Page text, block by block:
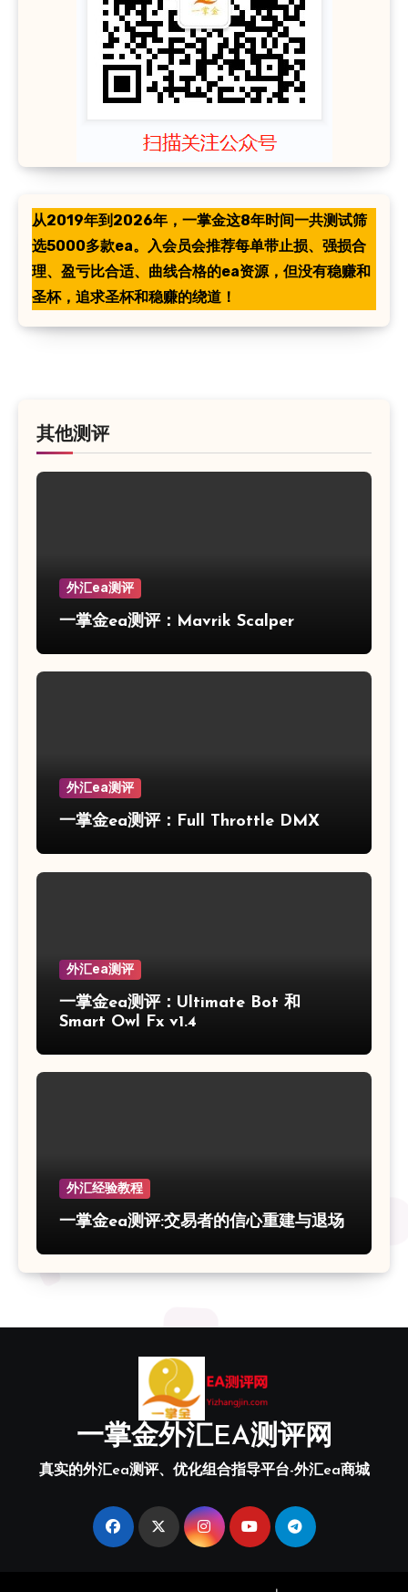
从2019年到2026年，一掌金这8年时间一共测试筛
选5000多款ea。入会员会推荐每单带止损、强损合
理、盈亏比合适、曲线合格的ea资源，但没有稳赚和
圣杯，追求圣杯和稳赚的绕道！
其他测评
外汇ea测评
一掌金ea测评：Mavrik Scalper
外汇ea测评
一掌金ea测评：Full Throttle DMX
外汇ea测评
一掌金ea测评：Ultimate Bot 和
Smart Owl Fx v1.4
外汇经验教程
一掌金ea测评:交易者的信心重建与退场
一掌金外汇EA测评网
真实的外汇ea测评、优化组合指导平台-外汇ea商城